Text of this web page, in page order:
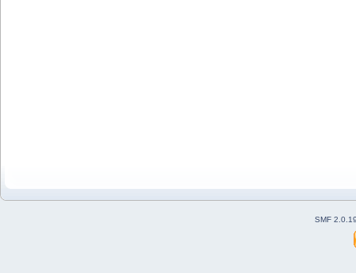
SMF